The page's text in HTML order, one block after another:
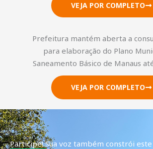
VEJA POR COMPLETO
Prefeitura mantém aberta a
para elaboração do Plano
Saneamento Básico de Manaus
VEJA POR COMPLETO
Participe! Sua voz também constrói